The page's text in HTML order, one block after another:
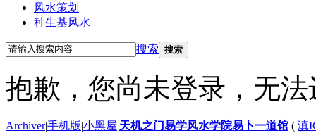
风水策划
种生基风水
搜索 搜索
抱歉，您尚未登录，无
Archiver|手机版|小黑屋|天机之门易学风水学院易卜一道馆 ( 滇